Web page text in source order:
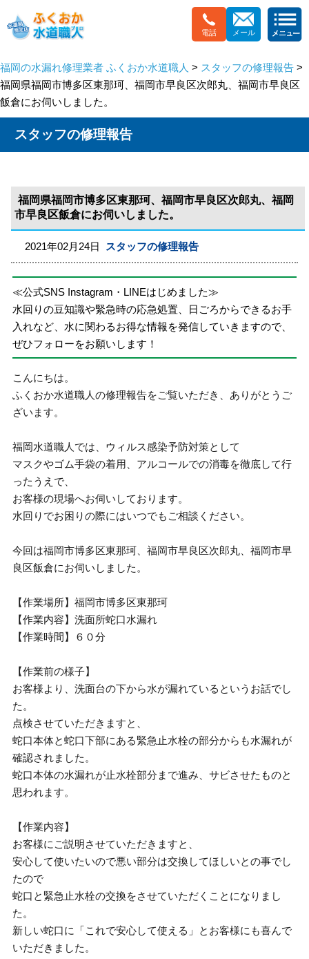
電話 メール
福岡の水漏れ修理業者 ふくおか水道職人 > スタッフの修理報告 >
福岡県福岡市博多区東那珂、福岡市早良区次郎丸、福岡市早良区
飯倉にお伺いしました。
スタッフの修理報告
福岡県福岡市博多区東那珂、福岡市早良区次郎丸、福岡
市早良区飯倉にお伺いしました。
2021年02月24日 スタッフの修理報告
≪公式SNS Instagram・LINEはじめました≫
水回りの豆知識や緊急時の応急処置、日ごろからできるお手
入れなど、水に関わるお得な情報を発信していきますので、
ぜひフォローをお願いします！
こんにちは。
ふくおか水道職人の修理報告をご覧いただき、ありがとうご
ざいます。
福岡水道職人では、ウィルス感染予防対策として
マスクやゴム手袋の着用、アルコールでの消毒を徹底して行
ったうえで、
お客様の現場へお伺いしております。
水回りでお困りの際にはいつでもご相談ください。
今回は福岡市博多区東那珂、福岡市早良区次郎丸、福岡市早
良区飯倉にお伺いしました。
【作業場所】福岡市博多区東那珂
【作業内容】洗面所蛇口水漏れ
【作業時間】６０分
【作業前の様子】
お客様より、洗面台の下から水が漏れているというお話でし
た。
点検させていただきますと、
蛇口本体と蛇口下部にある緊急止水栓の部分からも水漏れが
確認されました。
蛇口本体の水漏れが止水栓部分まで進み、サビさせたものと
思われます。
【作業内容】
お客様にご説明させていただきますと、
安心して使いたいので悪い部分は交換してほしいとの事でし
たので
蛇口と緊急止水栓の交換をさせていただくことになりまし
た。
新しい蛇口に「これで安心して使える」とお客様にも喜んで
いただきました。